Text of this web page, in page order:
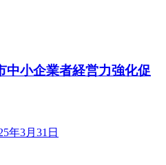
中小企業者経営力強化促
年3月31日